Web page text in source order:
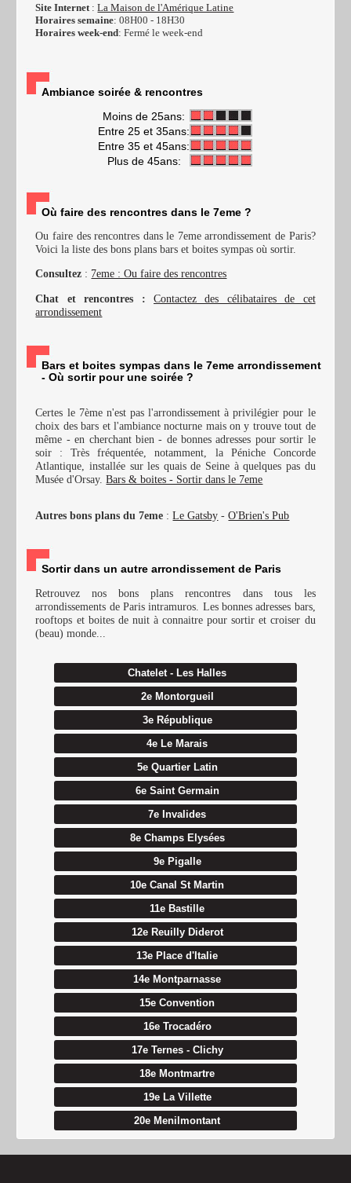
Site Internet :La Maison de l'Amérique Latine
Horaires semaine: 08H00 - 18H30
Horaires week-end: Fermé le week-end
Ambiance soirée & rencontres
Moins de 25ans:
Entre 25 et 35ans:
Entre 35 et 45ans:
Plus de 45ans:
Où faire des rencontres dans le 7eme ?
Ou faire des rencontres dans le 7eme arrondissement de Paris?
Voici la liste des bons plans bars et boites sympas où sortir.
Consultez : 7eme : Ou faire des rencontres
Chat et rencontres : Contactez des célibataires de cet
arrondissement
Bars et boites sympas dans le 7eme arrondissement
- Où sortir pour une soirée ?
Certes le 7ème n'est pas l'arrondissement à privilégier pour le
choix des bars et l'ambiance nocturne mais on y trouve tout de
même - en cherchant bien - de bonnes adresses pour sortir le
soir : Très fréquentée, notamment, la Péniche Concorde
Atlantique, installée sur les quais de Seine à quelques pas du
Musée d'Orsay.Bars & boites - Sortir dans le 7eme
Autres bons plans du 7eme :Le Gatsby -O'Brien's Pub
Sortir dans un autre arrondissement de Paris
Retrouvez nos bons plans rencontres dans tous les
arrondissements de Paris intramuros. Les bonnes adresses bars,
rooftops et boites de nuit à connaitre pour sortir et croiser du
(beau) monde...
Chatelet - Les Halles
2e Montorgueil
3e République
4e Le Marais
5e Quartier Latin
6e Saint Germain
7e Invalides
8e Champs Elysées
9e Pigalle
10e Canal St Martin
11e Bastille
12e Reuilly Diderot
13e Place d'Italie
14e Montparnasse
15e Convention
16e Trocadéro
17e Ternes - Clichy
18e Montmartre
19e La Villette
20e Menilmontant